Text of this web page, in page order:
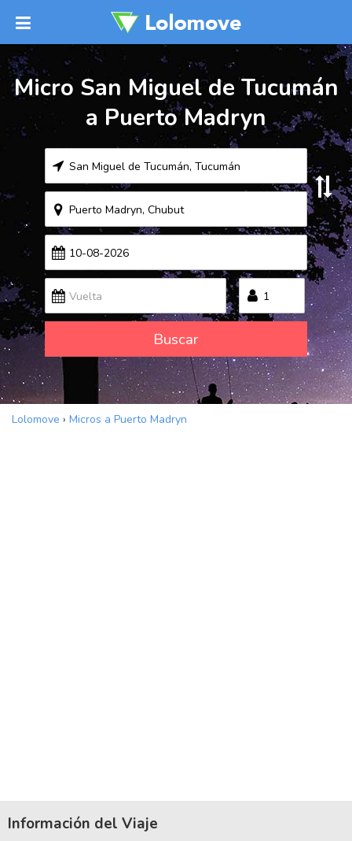
Micro San Miguel de Tucumán
a Puerto Madryn
Buscar
Lolomove › Micros a Puerto Madryn
Información del Viaje